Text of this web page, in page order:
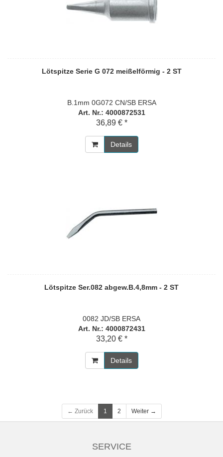
Lötspitze Serie G 072 meißelförmig - 2 ST
B.1mm 0G072 CN/SB ERSA
Art. Nr.: 4000872531
36,89 € *
Details
Lötspitze Ser.082 abgew.B.4,8mm - 2 ST
0082 JD/SB ERSA
Art. Nr.: 4000872431
33,20 € *
Details
← Zurück 1 2 Weiter →
SERVICE